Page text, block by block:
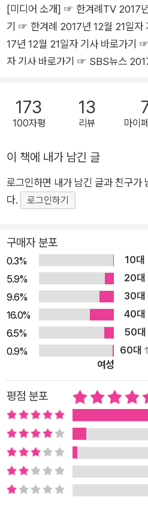
[미디어 소개] ☞ 한겨례TV 2017
기 ☞ 한겨례 2017년 12월 21일
17년 12월 21일자 기사 바로가기
자 기사 바로가기 ☞ SBS뉴스
2017년 12월 3일자 기사 바로가
일자 기사 바로가기 ☞ 서울경제
가기 ☞ 문화일보 2017년 12월 1
2일자 기사 바로가기 ☞ 한겨례신
바로가기 ☞ 대전일보 2017년 11
합뉴스 2017년 11월 28일자 기사
프로젝트! 21세기 최고의 화두, ‘부
《21세기 자본》은 최근 경제사에
진 책이다. 단, 세계적 화두를 던져
다룬 방식과 분석은 정말 정확한가
지 않았던 이 부분에 대해 하버드
《21세기 자본》이 제기한 문제를
들에게 검증과 평가를 요청했다.
학자와 사회과학자들은 피케티가
두를 탐구하며 질문들과 씨름했다. 《21세기 자본》이 나온 지 3년
이 지난 지금, 무엇이 어떻게 달라
가? 좀처럼 보기 힘든 시도, 경제학
인 《애프터 피케티》는 그토록 많은
진단과 해법’이라는 난제를 피하지
이 책에는 ‘부의 불평등’ 의제에 대
173
100자평
13
리뷰 마이
이 책에 내가 남긴 글
로그인하면 내가 남긴 글과 친구가
다.
로그인하기
구매자 분포
0.3% 10대
5.9%
20대
9.6%
30대
16.0%
40대
6.5%
50대
0.9%
60대
여성
평점 분포